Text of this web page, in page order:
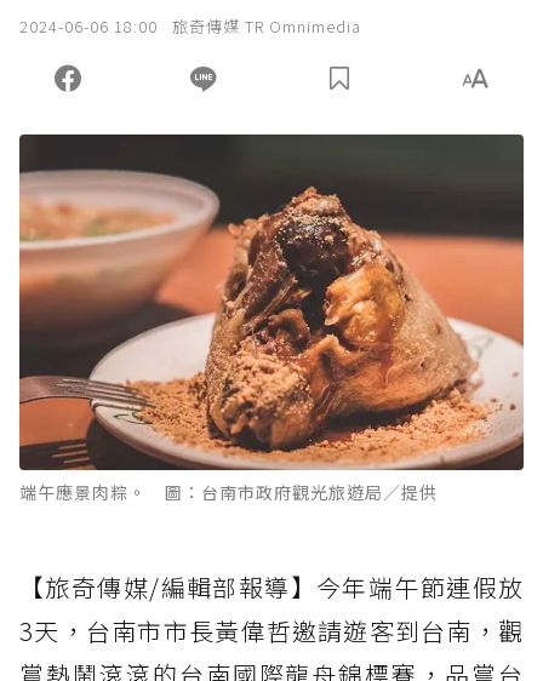
2024-06-06 18:00 旅奇傳媒 TR Omnimedia
端午應景肉粽。 圖：台南市政府觀光旅遊局／提供
【旅奇傳媒/編輯部報導】今年端午節連假放
3天，台南市市長黃偉哲邀請遊客到台南，觀